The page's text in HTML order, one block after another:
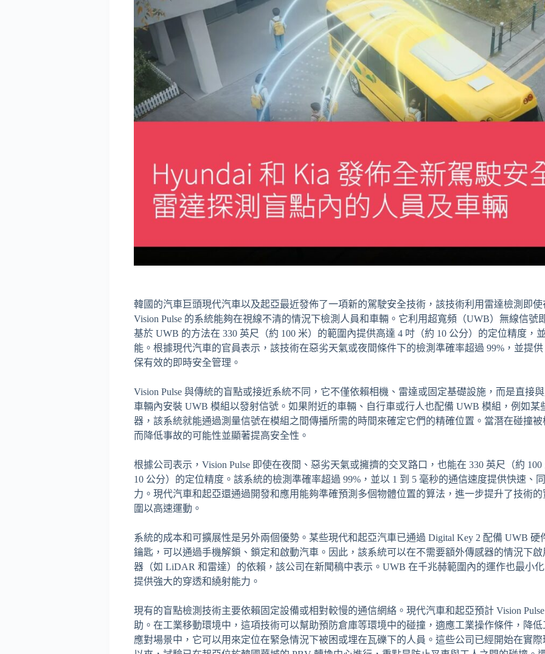
韓國的汽車巨頭現代汽車以及起亞最近發佈了一項新的駕駛安全技術，該技術利用雷達檢測即
Vision Pulse 的系統能夠在視線不清的情況下檢測人員和車輛。它利用超寬頻（UWB）無線信號
基於 UWB 的方法在 330 英尺（約 100 米）的範圍內提供高達 4 吋（約 10 公分）的定位精度，
能。根據現代汽車的官員表示，該技術在惡劣天氣或夜間條件下的檢測準確率超過 99%，並提
保有效的即時安全管理。
Vision Pulse 與傳統的盲點或接近系統不同，它不僅依賴相機、雷達或固定基礎設施，而是直接
車輛內安裝 UWB 模組以發射信號。如果附近的車輛、自行車或行人也配備 UWB 模組，例如
器，該系統就能通過測量信號在模組之間傳播所需的時間來確定它們的精確位置。當潛在碰撞
而降低事故的可能性並顯著提高安全性。
根據公司表示，Vision Pulse 即使在夜間、惡劣天氣或擁擠的交叉路口，也能在 330 英尺（約
10 公分）的定位精度。該系統的檢測準確率超過 99%，並以 1 到 5 毫秒的通信速度提供快速、
力。現代汽車和起亞還通過開發和應用能夠準確預測多個物體位置的算法，進一步提升了技術
圍以高速運動。
系統的成本和可擴展性是另外兩個優勢。某些現代和起亞汽車已通過 Digital Key 2 配備 UWB
鑰匙，可以通過手機解鎖、鎖定和啟動汽車。因此，該系統可以在不需要額外傳感器的情況下
器（如 LiDAR 和雷達）的依賴，該公司在新聞稿中表示。UWB 在千兆赫範圍內的運作也最小
提供強大的穿透和繞射能力。
現有的盲點檢測技術主要依賴固定設備或相對較慢的通信網絡。現代汽車和起亞預計 Vision
助。在工業移動環境中，這項技術可以幫助預防倉庫等環境中的碰撞，適應工業操作條件，降
應對場景中，它可以用來定位在緊急情況下被困或埋在瓦礫下的人員。這些公司已經開始在實